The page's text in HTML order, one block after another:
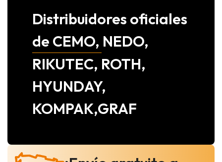
Distribuidores oficiales
de CEMO, NEDO,
RIKUTEC, ROTH,
HYUNDAY,
KOMPAK,GRAF